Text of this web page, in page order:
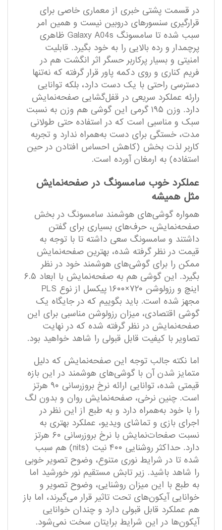
در قسمت پشتی خبری از معماری خاصی برای
قرار‌گیری سنسور‌های دروبین نیست و همین امر
سبب شده تا سامسونگ Galaxy A04s ظاهری
پرچمدار و رده بالایی را به خود بگیرد. قابلیت
امنیتی و بسیار پرکاربر حسگر اثر انگشت هم در
فریم کناری و روی دکمه پاور قرار گرفته که نه‌تنها
دسترسی راحتی با یک دست دارد، بلکه توانایی
رارئه عملکرد سریعی در قفل‌گشایی صفحه‌نمایش
دارد. وزن ۱۹۵ گرمی این گوشی هم وزن به نسبت
سبک و مناسبی است که در استفاده حتی طولانی
مدت، خستگی برای دست به‌همراه ندارد و تجربه
کاربر لذت بخش (کاهش احساس افتادن در حین
استفاده) به ارمغان آورده است.
عملکرد خوب سامسونگ در صفحه‌نمایش
مثل همیشه
همواره گوشی‌های هوشمند سامسونگ در بخش
صفحه‌نمایش، حرف‌های بسیاری برای گفتن
داشتند و سامسونگ سعی داشته تا با توجه به
قیمت در نظر گرفته شده، بهترین صفحه‌نمایش
ممکن را برای گوشی‌های هوشمند خود در نظر
بگیرد. این گوشی هم به صفحه‌نمایش با ابعاد ۶.۵
اینچ و رزولوشن ۷۲۰×۱۶۰۰ پیکسل از نوع PLS
مجهز شده است. باید بگوییم که در جایگاه یک
گوشی اقتصادی، میزان رزولوشن مناسبی برای این
صفحه‌نمایش در نظر گرفته شده که در نهایت
تصاویر با کیفیت قابل قبولی را شاهد خواهید بود.
اما نکته جالب توجه این صفحه‌نمایش که دلیل
متمایز شدن آن با گوشی‌های هوشمند در این بازه
قیمتی شده، توانایی ارائه نرخ بروزرسانی ۹۰ هرتز
است. چنین نرخی، صفحه‌نمایش روان و بدون لگ
را با خود به‌همراه دارد و به طبع از این نظر در
اجرای بازی‌ و تماشای ویدیو، عملکرد بهتری به
نسبت صفحات‌نمایش با نرخ بروزرسانی ۶۰ هرتز
دارد. حداکثر روشنایی ۴۰۰ نیت (nits) هم سبب
شده تا در شرایط نوری متنوع، وضوح تصویر خوبی
را شاهد باشید. زیر تابش مستقیم نور خورشید اما
به طبع با این میزان روشنایی، وضوح تصویر و
خوانایی آیکون‌‌های تحت تاثیر قرار می‌گیرند، اما باز
هم عملکرد قابل قبولی دارد و چندان خوانایی
آیکون‌ها در این شرایط برایتان سخت نمی‌شود.